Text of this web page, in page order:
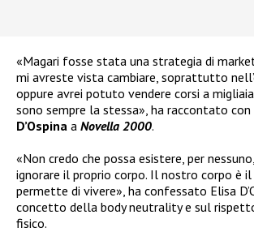
«Magari fosse stata una strategia di
mi avreste vista cambiare, soprattutto
oppure avrei potuto vendere corsi a
sono sempre la stessa», ha raccontato
D’Ospina a Novella 2000.
«Non credo che possa esistere, per
ignorare il proprio corpo. Il nostro corpo è il
permette di vivere», ha confessato Elisa
concetto della body neutrality e sul
fisico.